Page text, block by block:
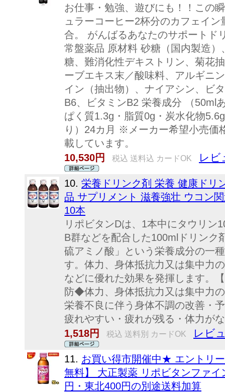
お仕事・勉強、遊びにも！！この
ュラーコーヒー2杯分のカフェイ
合。 がんばるあなたのサポートド
常盤薬品 原材料 砂糖（国内製造
糖、難消化性デキストリン、菊花
ーブエキス末／酸味料、アルギニ
イン（抽出物）、ナイアシン、ビ
B6、ビタミンB2 栄養成分 （50ml
ぱく質1.3g・脂質0g・炭水化物
り）24カ月 ※メーカー希望小売価
載しています。
10,530円
税込 送料込 カードOK レビ
10. 栄養ドリンク剤 栄養 健康ドリ
品 サプリメント 滋養強壮 ウコン
10本
リポビタンDは、1本中にタウリン
B群などを配合した100mlドリンク
硫アミノ酸」という栄養成分の一
す。体力、身体抵抗力又は集中力
などに優れた効果を発揮します。
防◆体力、身体抵抗力又は集中力
栄養不良に伴う身体不調の改善・
疲れやすい・疲れが残る・体力が
1,518円
税込 送料別 カードOK レビ
11. お買い得市開催中★ エントリ
無料】 大正製薬 リポビタンファ
円・東北400円の別途送料加算